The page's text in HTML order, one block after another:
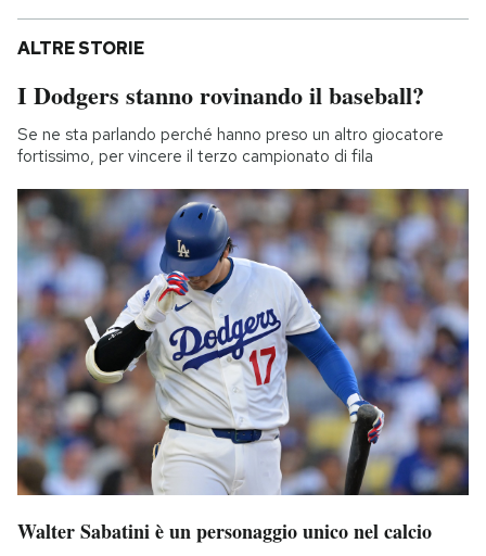
ALTRE STORIE
I Dodgers stanno rovinando il baseball?
Se ne sta parlando perché hanno preso un altro giocatore
fortissimo, per vincere il terzo campionato di fila
Walter Sabatini è un personaggio unico nel calcio